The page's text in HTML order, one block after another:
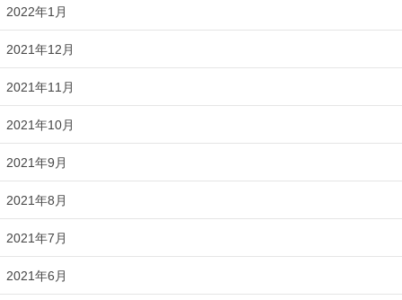
2022年1月
2021年12月
2021年11月
2021年10月
2021年9月
2021年8月
2021年7月
2021年6月